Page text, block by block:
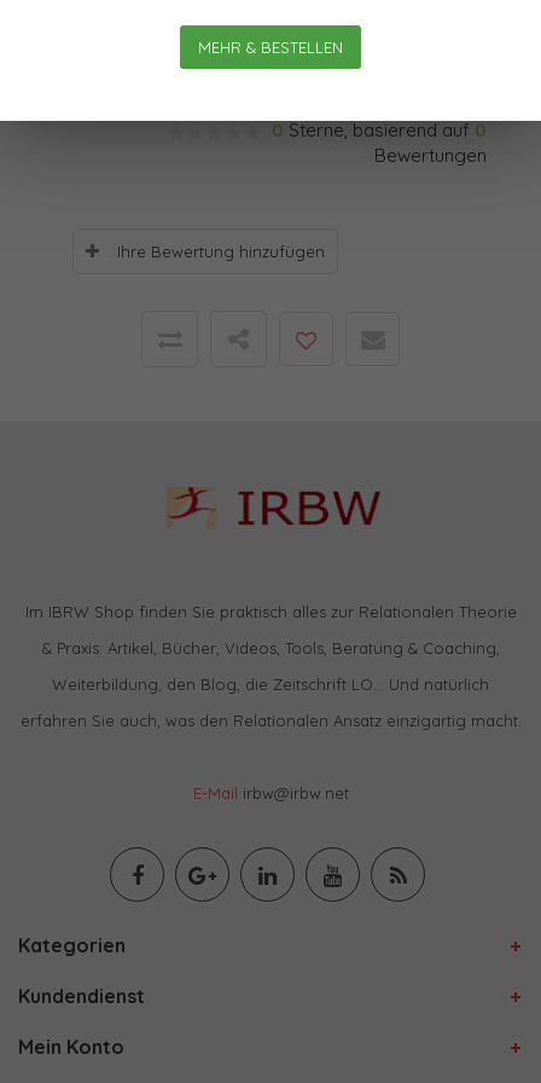
MEHR & BESTELLEN
über Zeit nachzudenken!
0 Sterne, basierend auf 0
Bewertungen
Ihre Bewertung hinzufügen
Im IBRW Shop finden Sie praktisch alles zur Relationalen Theorie
& Praxis: Artikel, Bücher, Videos, Tools, Beratung & Coaching,
Weiterbildung, den Blog, die Zeitschrift LO… Und natürlich
erfahren Sie auch, was den Relationalen Ansatz einzigartig macht.
E-Mail irbw@irbw.net
Kategorien
Kundendienst
Mein Konto